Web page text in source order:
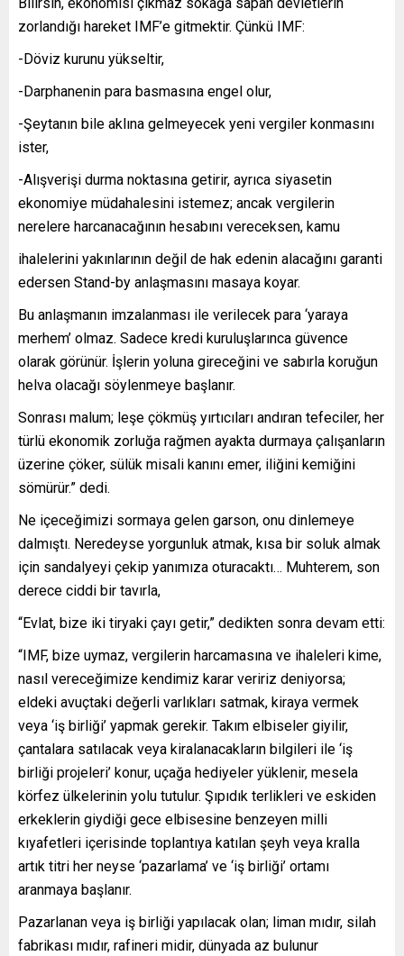
zorlandığı hareket IMF’e gitmektir. Çünkü IMF:
-Döviz kurunu yükseltir,
-Darphanenin para basmasına engel olur,
-Şeytanın bile aklına gelmeyecek yeni vergiler konmasını
ister,
-Alışverişi durma noktasına getirir, ayrıca siyasetin
ekonomiye müdahalesini istemez; ancak vergilerin
nerelere harcanacağının hesabını vereceksen, kamu
ihalelerini yakınlarının değil de hak edenin alacağını garanti
edersen Stand-by anlaşmasını masaya koyar.
Bu anlaşmanın imzalanması ile verilecek para ‘yaraya
merhem’ olmaz. Sadece kredi kuruluşlarınca güvence
olarak görünür. İşlerin yoluna gireceğini ve sabırla koruğun
helva olacağı söylenmeye başlanır.
Sonrası malum; leşe çökmüş yırtıcıları andıran tefeciler, her
türlü ekonomik zorluğa rağmen ayakta durmaya çalışanların
üzerine çöker, sülük misali kanını emer, iliğini kemiğini
sömürür.” dedi.
Ne içeceğimizi sormaya gelen garson, onu dinlemeye
dalmıştı. Neredeyse yorgunluk atmak, kısa bir soluk almak
için sandalyeyi çekip yanımıza oturacaktı… Muhterem, son
derece ciddi bir tavırla,
“Evlat, bize iki tiryaki çayı getir,” dedikten sonra devam etti:
“IMF, bize uymaz, vergilerin harcamasına ve ihaleleri kime,
nasıl vereceğimize kendimiz karar veririz deniyorsa;
eldeki avuçtaki değerli varlıkları satmak, kiraya vermek
veya ‘iş birliği’ yapmak gerekir. Takım elbiseler giyilir,
çantalara satılacak veya kiralanacakların bilgileri ile ‘iş
birliği projeleri’ konur, uçağa hediyeler yüklenir, mesela
körfez ülkelerinin yolu tutulur. Şıpıdık terlikleri ve eskiden
erkeklerin giydiği gece elbisesine benzeyen milli
kıyafetleri içerisinde toplantıya katılan şeyh veya kralla
artık titri her neyse ‘pazarlama’ ve ‘iş birliği’ ortamı
aranmaya başlanır.
Pazarlanan veya iş birliği yapılacak olan; liman mıdır, silah
fabrikası mıdır, rafineri midir, dünyada az bulunur